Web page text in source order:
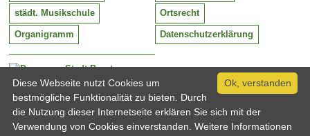
Stadt Barntrup
Mittelstraße 38
32683 Barntrup
Tel:
Email:
05263 / 409-0
info@barntrup.de
städt. Musikschule Ortsrecht
Organigramm Datenschutzerklärung
Ok, verstanden
Diese Webseite nutzt Cookies um
bestmögliche Funktionalität zu bieten. Durch
die Nutzung dieser Internetseite erklären Sie sich mit der
Verwendung von Cookies einverstanden. Weitere Informationen